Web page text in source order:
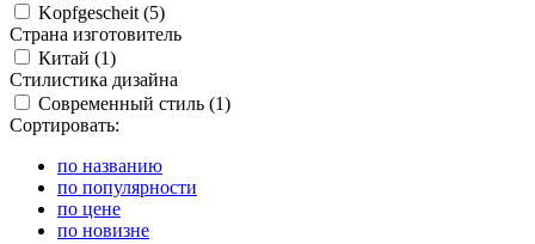
Kopfgescheit (5)
Страна изготовитель
Китай (1)
Стилистика дизайна
Современный стиль (1)
Сортировать:
по названию
по популярности
по цене
по новизне